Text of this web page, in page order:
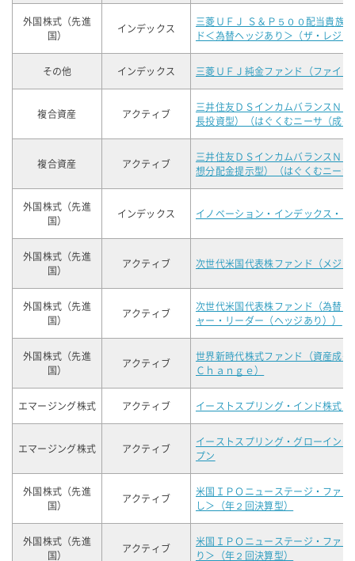
外国株式（先進
国）
インデックス
三菱ＵＦＪ Ｓ＆Ｐ５００配当貴族
ド＜為替ヘッジあり＞（ザ・レジェ
その他 インデックス 三菱ＵＦＪ純金ファンド（ファイン
複合資産 アクティブ
三井住友ＤＳインカムバランスＮ
長投資型）（はぐくむニーサ（成長
複合資産 アクティブ
三井住友ＤＳインカムバランスＮ
想分配金提示型）（はぐくむニーサ
外国株式（先進
国）
インデックス イノベーション・インデックス・フ
外国株式（先進
国）
アクティブ 次世代米国代表株ファンド（メジャ
外国株式（先進
国）
アクティブ
次世代米国代表株ファンド（為替
ャー・リーダー（ヘッジあり））
外国株式（先進
国）
アクティブ
世界新時代株式ファンド（資産成長
Ｃｈａｎｇｅ）
エマージング株式 アクティブ イーストスプリング・インド株式オ
エマージング株式 アクティブ
イーストスプリング・グローイン
プン
外国株式（先進
国）
アクティブ
米国ＩＰＯニューステージ・ファン
し＞（年２回決算型）
外国株式（先進
国）
アクティブ
米国ＩＰＯニューステージ・ファン
り＞（年２回決算型）